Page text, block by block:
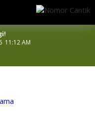
11:12 AM